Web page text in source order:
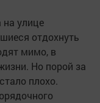
на улице
отдохнуть
мимо, в
Но порой за
плохо.